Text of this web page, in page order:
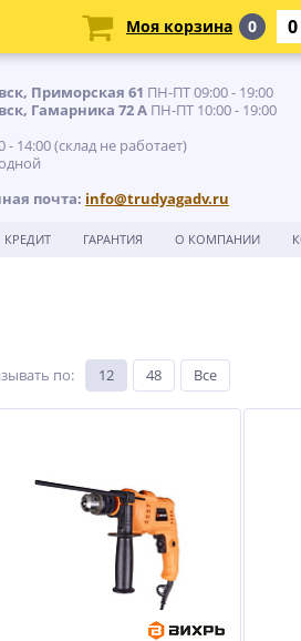
Приморская 61 ПН-ПТ 09:00 - 19:00
Гамарника 72 А ПН-ПТ 10:00 - 19:00
(склад не работает)
почта: info@trudyagadv.ru
КРЕДИТ ГАРАНТИЯ О КОМПАНИИ
по: 12 48 Все
Моя корзина 0 0